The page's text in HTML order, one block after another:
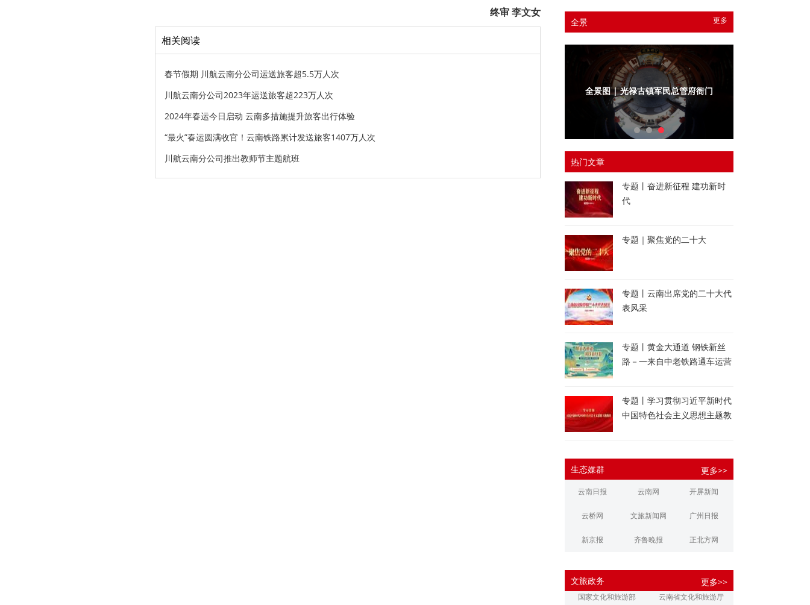
终审 李文女
相关阅读
春节假期 川航云南分公司运送旅客超5.5万人次
川航云南分公司2023年运送旅客超223万人次
2024年春运今日启动 云南多措施提升旅客出行体验
“最火”春运圆满收官！云南铁路累计发送旅客1407万人次
川航云南分公司推出教师节主题航班
更多
全景
全景图 | 光禄古镇军民总管府
热门文章
专题丨奋进新征程 建功新时
代
专题｜聚焦党的二十大
专题丨云南出席党的二十大代
表风采
专题丨黄金大通道 钢铁新丝
路－一来自中老铁路通车运营
专题丨学习贯彻习近平新时代
中国特色社会主义思想主题教
生态媒群 更多>>
云南日报 云南网 开屏新闻
云桥网 文旅新闻网 广州日报
新京报 齐鲁晚报 正北方网
江南都市报 潇湘晨报
文旅政务 更多>>
国家文化和旅游部 云南省文化和旅游厅